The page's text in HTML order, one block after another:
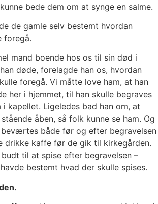
bede dem om at synge en salme.
de gamle selv bestemt hvordan
foregå.
mand boende hos os til sin død i
døde, forelagde han os, hvordan
foregå. Vi måtte love ham, at han
her i hjemmet, til han skulle begraves
i kapellet. Ligeledes bad han om, at
åben, så folk kunne se ham. Og
både før og efter begravelsen
drikke kaffe før de gik til kirkegården.
til at spise efter begravelsen –
bestemt hvad der skulle spises.